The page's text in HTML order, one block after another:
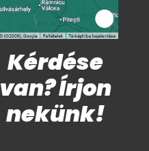
Kérdése
van? Írjon
nekünk!